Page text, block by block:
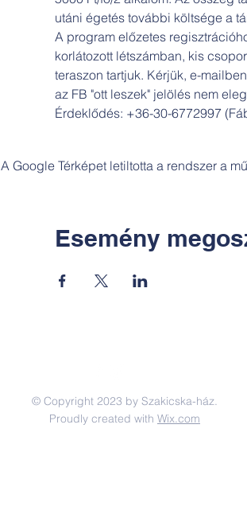
utáni égetés további költsége a
A program előzetes
korlátozott létszámban, kis
teraszon tartjuk. Kérjük, e-
az FB "ott leszek" jelölés nem
Érdeklődés: +36-30-6772997
A Google Térképet letiltotta a rendszer a
Esemény
© Copyright 2023 by Szakicska-ház.
Proudly created with Wix.com